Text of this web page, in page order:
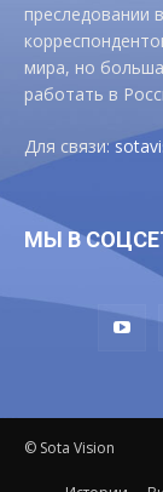
преследовании
мира, но
работать в
Для связи:
МЫ В
© Sota Vision